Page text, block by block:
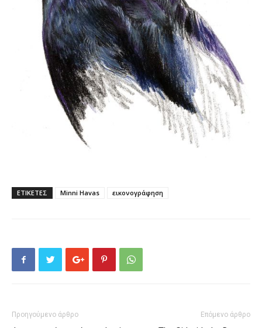
ΕΤΙΚΕΤΕΣ Minni Havas εικονογράφηση
Προηγούμενο άρθρο Επόμενο άρθρο